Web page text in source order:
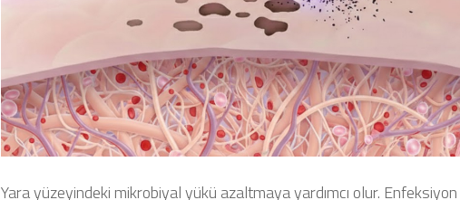
Yara yüzeyindeki mikrobiyal yükü azaltmaya yardımcı olur. Enfeksiyon